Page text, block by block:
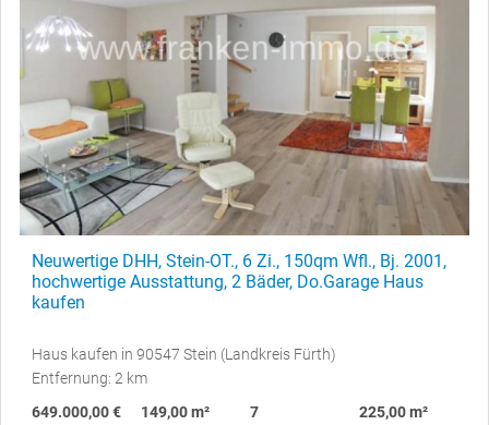
Neuwertige DHH, Stein-OT., 6 Zi., 150qm Wfl., Bj. 2001,
hochwertige Ausstattung, 2 Bäder, Do.Garage Haus
kaufen
Haus kaufen in 90547 Stein (Landkreis Fürth)
Entfernung: 2 km
649.000,00 €
149,00 m²
7
225,00 m²